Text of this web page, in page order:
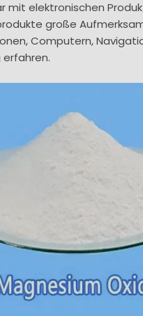
mit elektronischen
große
Computern,
erfahren.